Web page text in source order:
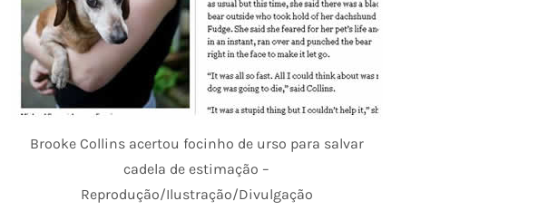
Brooke Collins acertou focinho de urso para salvar
cadela de estimação –
Reprodução/Ilustração/Divulgação